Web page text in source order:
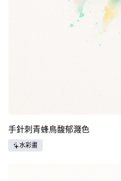
手針刺青蜂鳥馥郁濺色
水彩畫